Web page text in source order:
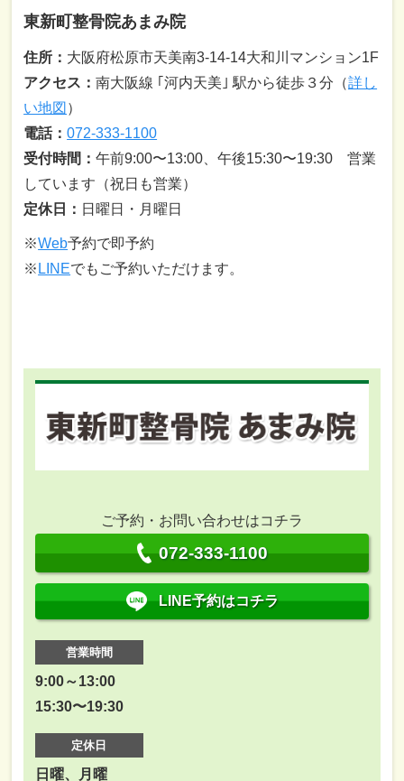
東新町整骨院あまみ院
住所： 大阪府松原市天美南3-14-14大和川マンション1F
アクセス：南大阪線 ｢河内天美｣ 駅から徒歩３分（詳し
い地図 ）
電話：072-333-1100
受付時間：午前9:00〜13:00、午後15:30〜19:30 営業
しています（祝日も営業）
定休日： 日曜日・月曜日
※Web予約で即予約
※ LINEでもご予約いただけます。
ご予約・お問い合わせはコチラ
072-333-1100
LINE予約はコチラ
営業時間
9:00～13:00
15:30〜19:30
定休日
日曜、月曜